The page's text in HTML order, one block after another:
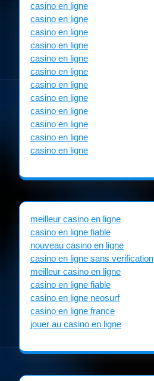
casino en ligne
casino en ligne
casino en ligne
casino en ligne
casino en ligne
casino en ligne
casino en ligne
casino en ligne
casino en ligne
casino en ligne
casino en ligne
casino en ligne
meilleur casino en ligne
casino en ligne fiable
nouveau casino en ligne
casino en ligne sans verification
meilleur casino en ligne
casino en ligne fiable
casino en ligne neosurf
casino en ligne france
jouer au casino en ligne